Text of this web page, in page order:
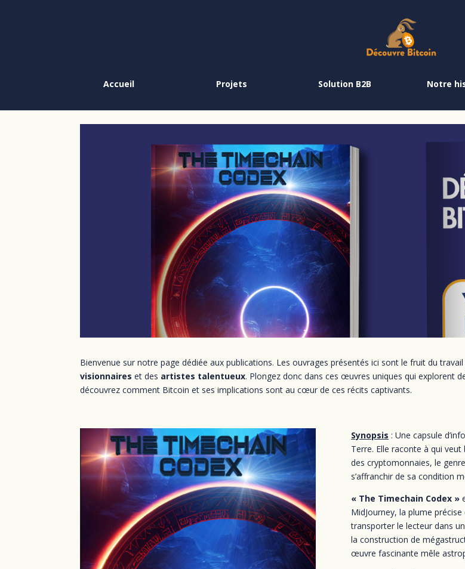
Accueil Projets Solution B2B Notre
Bienvenue sur notre page dédiée aux publications. Les ouvrages présentés ici sont le fruit du
visionnaires et des artistes talentueux. Plongez donc dans ces œuvres uniques qui explorent
découvrez comment Bitcoin et ses implications sont au cœur de ces récits captivants.
Synopsis : Une capsule
Terre. Elle raconte à qui
des cryptomonnaies, le
s’affranchir de sa condition
« The Timechain Codex »
MidJourney, la plume précise
transporter le lecteur dans
la construction de
œuvre fascinante mêle